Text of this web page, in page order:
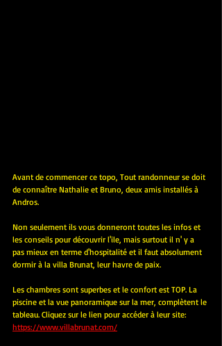
Avant de commencer ce topo, Tout randonneur se doit
de connaître Nathalie et Bruno, deux amis installés à
Andros.
Non seulement ils vous donneront toutes les infos et
les conseils pour découvrir l'ile, mais surtout il n' y a
pas mieux en terme d'hospitalité et il faut absolument
dormir à la villa Brunat, leur havre de paix.
Les chambres sont superbes et le confort est TOP. La
piscine et la vue panoramique sur la mer, complètent le
tableau. Cliquez sur le lien pour accéder à leur site:
https://www.villabrunat.com/